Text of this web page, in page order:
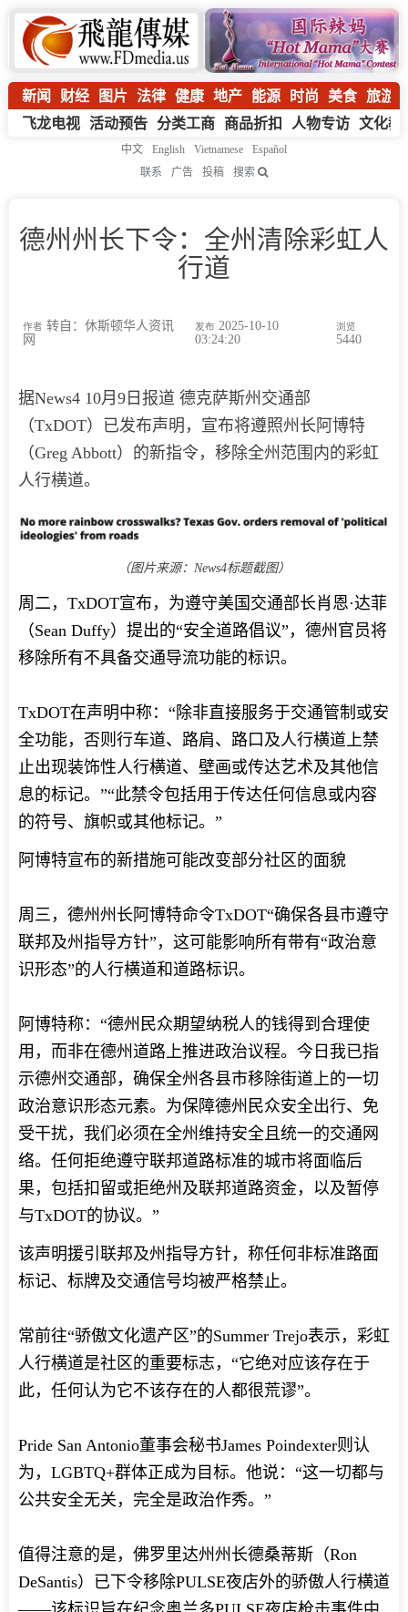
新闻 财经 图片 法律 健康 地产 能源 时尚 美食 旅游
飞龙电视 活动预告 分类工商 商品折扣 人物专访 文化教
中文 English Vietnamese
Español
联系
广告 投稿 搜索
德州州长下令：全州清除彩虹人
行道
作者 转自：休斯顿华人资讯
网
发布 2025-10-10
03:24:20
浏览
5440
据News4 10月9日报道 德克萨斯州交通部
（TxDOT）已发布声明，宣布将遵照州长阿博特
（Greg Abbott）的新指令，移除全州范围内的彩虹
人行横道。
（图片来源：News4标题截图）
周二，TxDOT宣布，为遵守美国交通部长肖恩·达菲
（Sean Duffy）提出的“安全道路倡议”，德州官员将
移除所有不具备交通导流功能的标识。
TxDOT在声明中称：“除非直接服务于交通管制或安
全功能，否则行车道、路肩、路口及人行横道上禁
止出现装饰性人行横道、壁画或传达艺术及其他信
息的标记。”“此禁令包括用于传达任何信息或内容
的符号、旗帜或其他标记。”
阿博特宣布的新措施可能改变部分社区的面貌
周三，德州州长阿博特命令TxDOT“确保各县市遵守
联邦及州指导方针”，这可能影响所有带有“政治意
识形态”的人行横道和道路标识。
阿博特称：“德州民众期望纳税人的钱得到合理使
用，而非在德州道路上推进政治议程。今日我已指
示德州交通部，确保全州各县市移除街道上的一切
政治意识形态元素。为保障德州民众安全出行、免
受干扰，我们必须在全州维持安全且统一的交通网
络。任何拒绝遵守联邦道路标准的城市将面临后
果，包括扣留或拒绝州及联邦道路资金，以及暂停
与TxDOT的协议。”
该声明援引联邦及州指导方针，称任何非标准路面
标记、标牌及交通信号均被严格禁止。
常前往“骄傲文化遗产区”的Summer Trejo表示，彩虹
人行横道是社区的重要标志，“它绝对应该存在于
此，任何认为它不该存在的人都很荒谬”。
Pride San Antonio董事会秘书James Poindexter则认
为，LGBTQ+群体正成为目标。他说：“这一切都与
公共安全无关，完全是政治作秀。”
值得注意的是，佛罗里达州州长德桑蒂斯（Ron
DeSantis）已下令移除PULSE夜店外的骄傲人行横道